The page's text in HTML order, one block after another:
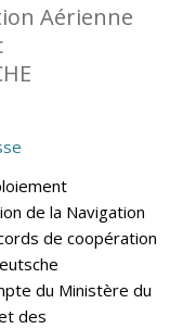
Aérienne
de la Navigation
de coopération
du Ministère du
des